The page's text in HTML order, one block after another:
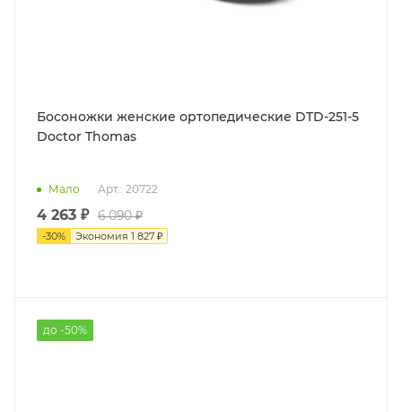
Босоножки женские ортопедические DTD-251-5
Doctor Thomas
Мало Арт.: 20722
4 263 ₽ 6 090 ₽
-30% Экономия 1 827 ₽
до -50%